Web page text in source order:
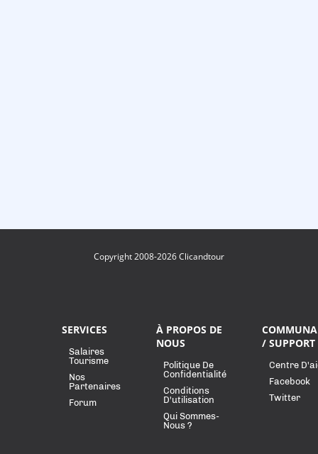
Copyright 2008-2026 Clicandtour
SERVICES
Salaires
Tourisme
Nos
Partenaires
Forum
À PROPOS DE
NOUS
Politique De
Confidentialité
Conditions
D'utilisation
Qui Sommes-
Nous ?
/ SUPPORT
Centre
Facebook
Twitter